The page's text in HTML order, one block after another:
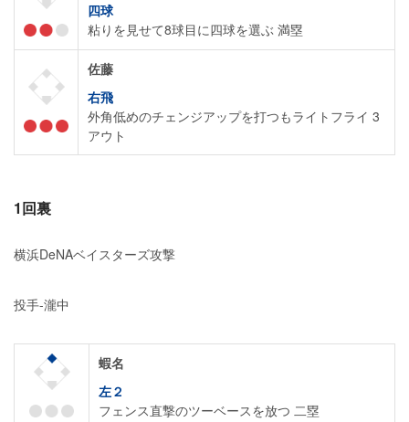
四球
粘りを見せて8球目に四球を選ぶ 満塁
佐藤
右飛
外角低めのチェンジアップを打つもライトフライ 3
アウト
1回裏
横浜DeNAベイスターズ攻撃
投手-瀧中
蝦名
左２
フェンス直撃のツーベースを放つ 二塁